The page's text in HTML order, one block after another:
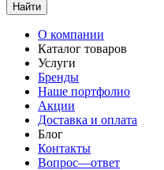
Найти
О компании
Каталог товаров
Услуги
Бренды
Наше портфолио
Акции
Доставка и оплата
Блог
Контакты
Вопрос—ответ